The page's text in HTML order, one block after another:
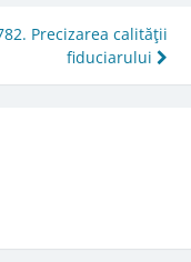
Precizarea calităţii
fiduciarului